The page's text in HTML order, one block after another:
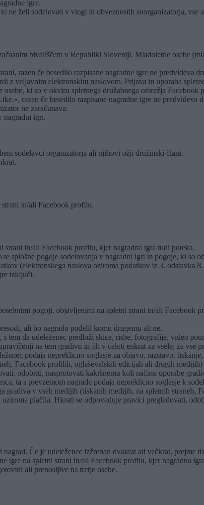
igre.
ne želi sodelovati v vlogi in obveznostih soorganizatorja, vse
bivališčem v Republiki Sloveniji. Mladoletne osebe
razen če besedilo razpisane nagradne igre ne predvideva
z veljavnim elektronskim naslovom. Prijava in uporaba
ki so v okviru spletnega družabnega omrežja
razen če besedilo razpisane nagradne igre ne predvideva
ne zaračunava.
nagradni igri.
sodelavci organizatorja ali njihovi ožji družinski člani.
in/ali Facebook profilu.
strani in/ali Facebook profilu, kjer nagradna igra tudi poteka.
te splošne pogoje sodelovanja v nagradni igri in pogoje, ki so
(elektronskega naslova oziroma podatkov iz 3. odstavka
izključi.
pogoji, objavljenimi na spletni strani in/ali Facebook
ali bo nagrado podelil komu drugemu ali ne.
tem da udeleženec predloži skice, risbe, fotografije, video
na tem gradivu in jih v celoti enkrat za vselej za vse
podaja nepreklicno soglasje za objavo, razstavo,
Facebook profilih, oglaševalskih edicijah ali drugih
odobriti, nasprotovati kakršnemu koli načinu uporabe
ta s prevzemom nagrade podaja nepreklicno soglasje k
gradiva v vseh medijih (tiskanih medijih, na spletnih
plačila. Hkrati se odpoveduje pravici pregledovati,
Če je udeleženec izžreban dvakrat ali večkrat, prejme
igre na spletni strani in/ali Facebook profilu, kjer nagradna
ali prenosljive na tretje osebe.